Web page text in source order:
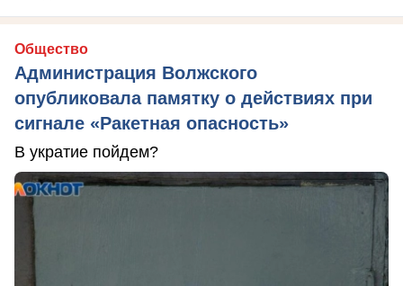
Общество
Администрация Волжского
опубликовала памятку о действиях при
сигнале «Ракетная опасность»
В укратие пойдем?